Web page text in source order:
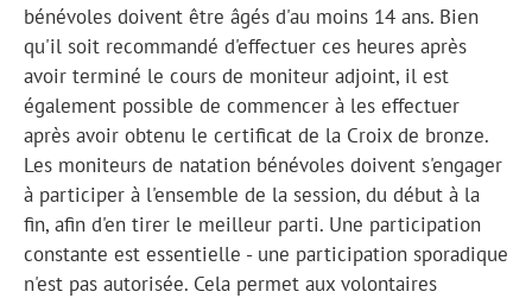
bénévoles doivent être âgés d'au moins 14 ans. Bien
qu'il soit recommandé d'effectuer ces heures après
avoir terminé le cours de moniteur adjoint, il est
également possible de commencer à les effectuer
après avoir obtenu le certificat de la Croix de bronze.
Les moniteurs de natation bénévoles doivent s'engager
à participer à l'ensemble de la session, du début à la
fin, afin d'en tirer le meilleur parti. Une participation
constante est essentielle - une participation sporadique
n'est pas autorisée. Cela permet aux volontaires